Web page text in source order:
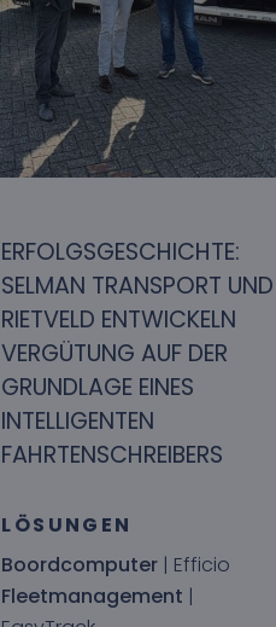
ERFOLGSGESCHICHTE:
SELMAN TRANSPORT UND
RIETVELD ENTWICKELN
VERGÜTUNG AUF DER
GRUNDLAGE EINES
INTELLIGENTEN
FAHRTENSCHREIBERS
LÖSUNGEN
Boordcomputer | Efficio
Fleetmanagement |